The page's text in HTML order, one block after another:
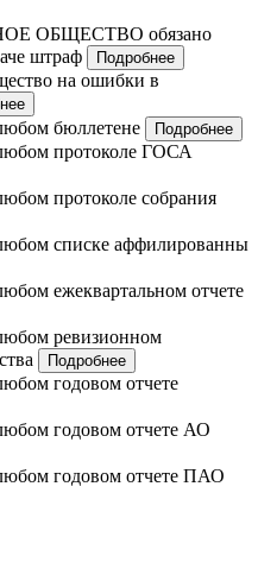
ОБЩЕСТВО обязано
штраф
Подробнее
на ошибки в
бюллетене Подробнее
протоколе ГОСА
протоколе собрания
списке аффилированны
ежеквартальном отчете
ревизионном
Подробнее
годовом отчете
годовом отчете АО
годовом отчете ПАО